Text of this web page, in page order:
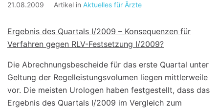
21.08.2009 Artikel in Aktuelles für Ärzte
Ergebnis des Quartals I/2009 – Konsequenzen für
Verfahren gegen RLV-Festsetzung I/2009?
Die Abrechnungsbescheide für das erste Quartal unter
Geltung der Regelleistungsvolumen liegen mittlerweile
vor. Die meisten Urologen haben festgestellt, dass das
Ergebnis des Quartals I/2009 im Vergleich zum